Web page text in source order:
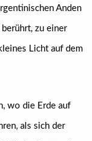
Anden
zu einer
Licht auf dem
wo die Erde auf
als sich der